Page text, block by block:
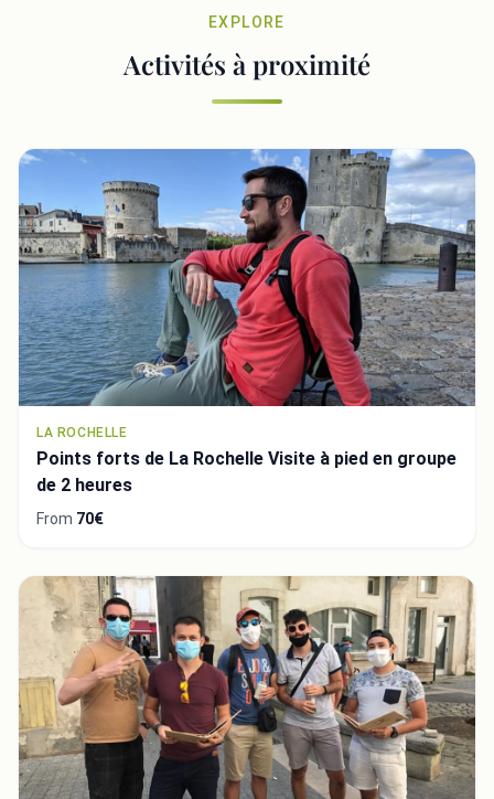
EXPLORE
Activités à proximité
LA ROCHELLE
Points forts de La Rochelle Visite à pied en groupe
de 2 heures
From 70€